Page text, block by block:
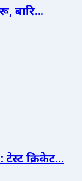
बारि...
क्रिकेट...